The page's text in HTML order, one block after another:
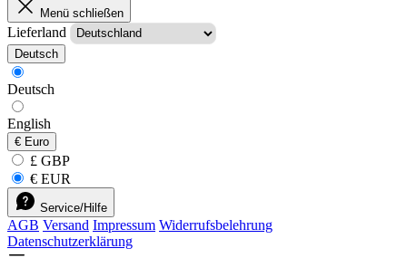
Menü schließen
Lieferland
Deutsch
Deutsch
English
€ Euro
£ GBP
€ EUR
Service/Hilfe
AGB Versand Impressum Widerrufsbelehrung
Datenschutzerklärung